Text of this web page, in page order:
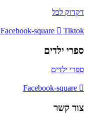
דקדוק לכל
Facebook-square Tiktok
ספרי ילדים
ספרי ילדים
Facebook-square
צור קשר